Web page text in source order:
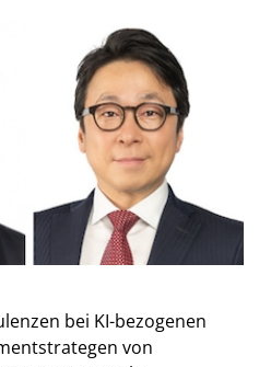
bei KI-bezogenen
von